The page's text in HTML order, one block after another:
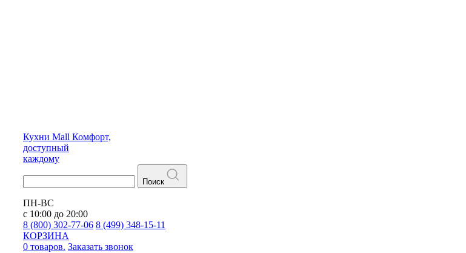
Кухни Mall Комфорт,
доступный
каждому
Поиск
ПН-ВС
с 10:00 до 20:00
8 (800) 302-77-06 8 (499) 348-15-11
КОРЗИНА
0 товаров. Заказать звонок